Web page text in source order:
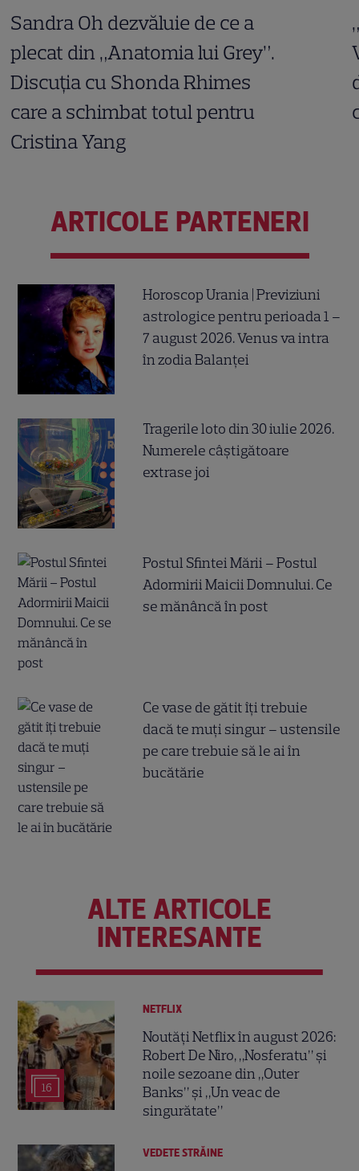
Sandra Oh dezvăluie de ce a
plecat din „Anatomia lui Grey”.
Discuția cu Shonda Rhimes
care a schimbat totul pentru
Cristina Yang
ARTICOLE PARTENERI
Horoscop Urania | Previziuni
astrologice pentru perioada 1 –
7 august 2026. Venus va intra
în zodia Balanței
Tragerile loto din 30 iulie 2026.
Numerele câştigătoare
extrase joi
Postul Sfintei Mării – Postul
Adormirii Maicii Domnului. Ce
se mănâncă în post
Ce vase de gătit îți trebuie
dacă te muți singur – ustensile
pe care trebuie să le ai în
bucătărie
ALTE ARTICOLE
INTERESANTE
16
NETFLIX
Noutăți Netflix în august 2026:
Robert De Niro, „Nosferatu” și
noile sezoane din „Outer
Banks” și „Un veac de
singurătate”
VEDETE STRĂINE